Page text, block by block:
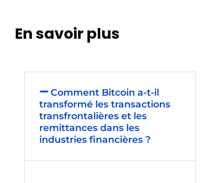
En savoir plus
Comment Bitcoin a-t-il
transformé les transactions
transfrontalières et les
remittances dans les
industries financières ?